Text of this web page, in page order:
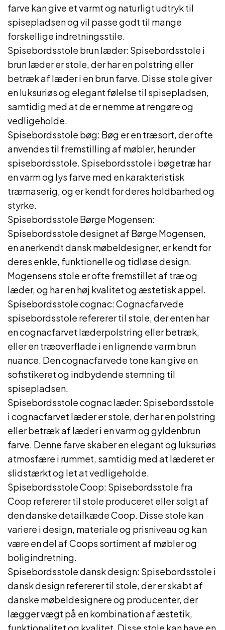
farve kan give et varmt og naturligt udtryk til
spisepladsen og vil passe godt til mange
forskellige indretningsstile.
Spisebordsstole brun læder: Spisebordsstole i
brun læder er stole, der har en polstring eller
betræk af læder i en brun farve. Disse stole giver
en luksuriøs og elegant følelse til spisepladsen,
samtidig med at de er nemme at rengøre og
vedligeholde.
Spisebordsstole bøg: Bøg er en træsort, der ofte
anvendes til fremstilling af møbler, herunder
spisebordsstole. Spisebordsstole i bøgetræ har
en varm og lys farve med en karakteristisk
træmaserig, og er kendt for deres holdbarhed og
styrke.
Spisebordsstole Børge Mogensen:
Spisebordsstole designet af Børge Mogensen,
en anerkendt dansk møbeldesigner, er kendt for
deres enkle, funktionelle og tidløse design.
Mogensens stole er ofte fremstillet af træ og
læder, og har en høj kvalitet og æstetisk appel.
Spisebordsstole cognac: Cognacfarvede
spisebordsstole refererer til stole, der enten har
en cognacfarvet læderpolstring eller betræk,
eller en træoverflade i en lignende varm brun
nuance. Den cognacfarvede tone kan give en
sofistikeret og indbydende stemning til
spisepladsen.
Spisebordsstole cognac læder: Spisebordsstole
i cognacfarvet læder er stole, der har en polstring
eller betræk af læder i en varm og gyldenbrun
farve. Denne farve skaber en elegant og luksuriøs
atmosfære i rummet, samtidig med at læderet er
slidstærkt og let at vedligeholde.
Spisebordsstole Coop: Spisebordsstole fra
Coop refererer til stole produceret eller solgt af
den danske detailkæde Coop. Disse stole kan
variere i design, materiale og prisniveau og kan
være en del af Coops sortiment af møbler og
boligindretning.
Spisebordsstole dansk design: Spisebordsstole i
dansk design refererer til stole, der er skabt af
danske møbeldesignere og producenter, der
lægger vægt på en kombination af æstetik,